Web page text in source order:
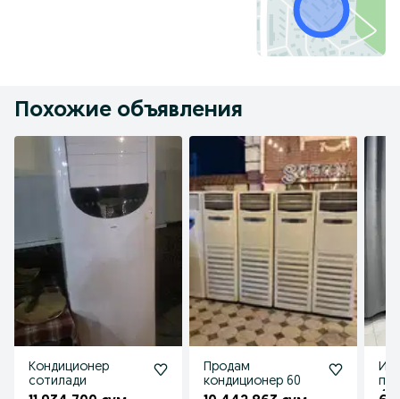
Похожие объявления
Кондиционер
сотилади
Продам
кондиционер 60
4K